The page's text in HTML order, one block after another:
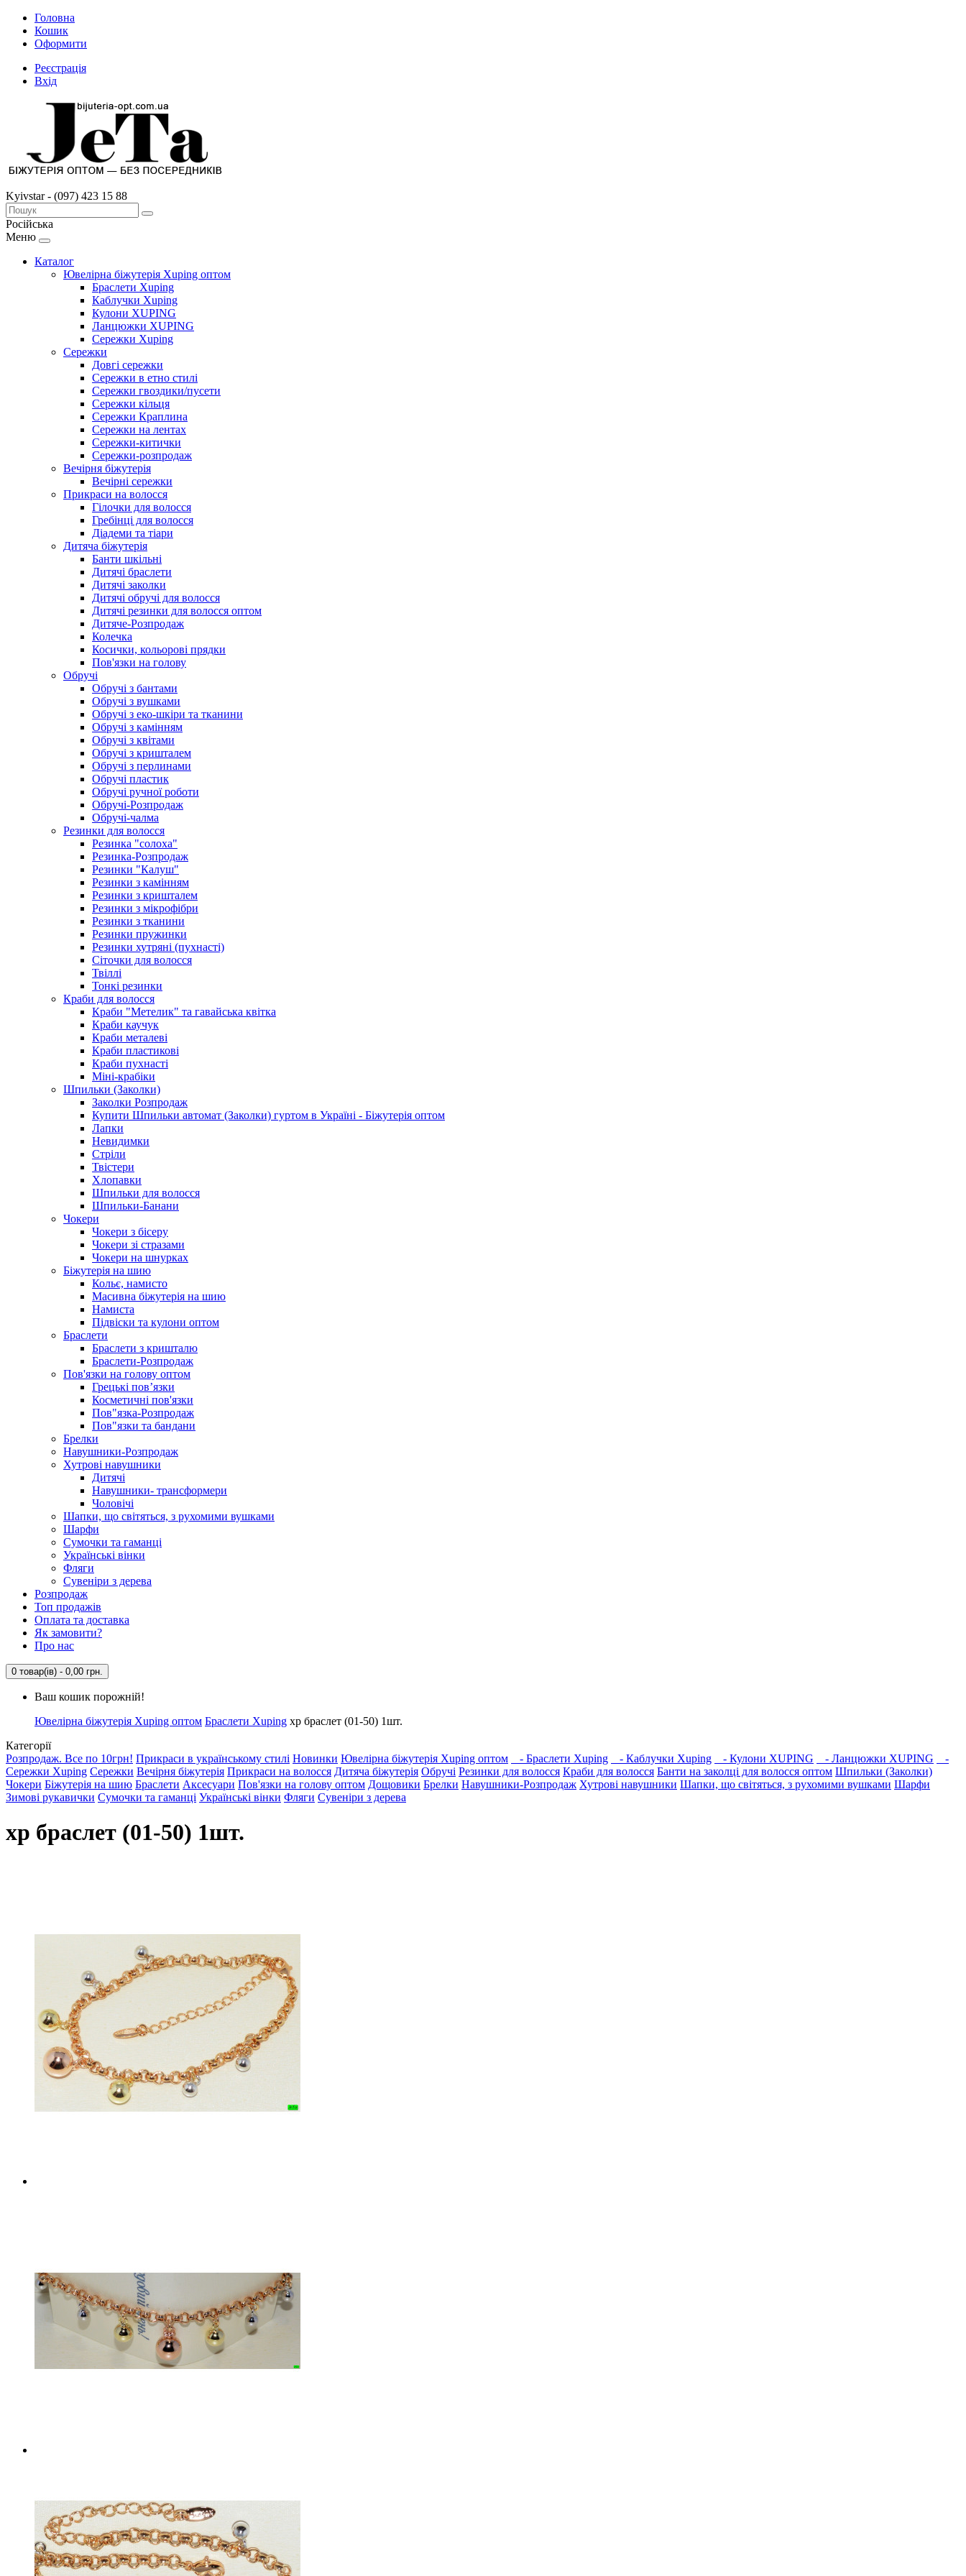
Головна
Кошик
Оформити
Реєстрація
Вхід
Kyivstar - (097) 423 15 88
Російська
Меню
Каталог
Ювелірна біжутерія Xuping оптом
Браслети Xuping
Каблучки Xuping
Кулони XUPING
Ланцюжки XUPING
Сережки Xuping
Сережки
Довгі сережки
Сережки в етно стилі
Сережки гвоздики/пусети
Сережки кільця
Сережки Краплина
Сережки на лентах
Сережки-китички
Сережки-розпродаж
Вечірня біжутерія
Вечірні сережки
Прикраси на волосся
Гілочки для волосся
Гребінці для волосся
Діадеми та тіари
Дитяча біжутерія
Банти шкільні
Дитячі браслети
Дитячі заколки
Дитячі обручі для волосся
Дитячі резинки для волосся оптом
Дитяче-Розпродаж
Колечка
Косички, кольорові прядки
Пов'язки на голову
Обручі
Обручі з бантами
Обручі з вушками
Обручі з еко-шкіри та тканини
Обручі з камінням
Обручі з квітами
Обручі з кришталем
Обручі з перлинами
Обручі пластик
Обручі ручної роботи
Обручі-Розпродаж
Обручі-чалма
Резинки для волосся
Резинка "солоха"
Резинка-Розпродаж
Резинки "Калуш"
Резинки з камінням
Резинки з кришталем
Резинки з мікрофібри
Резинки з тканини
Резинки пружинки
Резинки хутряні (пухнасті)
Сіточки для волосся
Твіллі
Тонкі резинки
Краби для волосся
Краби "Метелик" та гавайська квітка
Краби каучук
Краби металеві
Краби пластикові
Краби пухнасті
Міні-крабіки
Шпильки (Заколки)
Заколки Розпродаж
Купити Шпильки автомат (Заколки) гуртом в Україні - Біжутерія оптом
Лапки
Невидимки
Стріли
Твістери
Хлопавки
Шпильки для волосся
Шпильки-Банани
Чокери
Чокери з бісеру
Чокери зі стразами
Чокери на шнурках
Біжутерія на шию
Кольє, намисто
Масивна біжутерія на шию
Намиста
Підвіски та кулони оптом
Браслети
Браслети з кришталю
Браслети-Розпродаж
Пов'язки на голову оптом
Грецькі пов’язки
Косметичні пов'язки
Пов"язка-Розпродаж
Пов"язки та бандани
Брелки
Навушники-Розпродаж
Хутрові навушники
Дитячі
Навушники- трансформери
Чоловічі
Шапки, що світяться, з рухомими вушками
Шарфи
Сумочки та гаманці
Українські вінки
Фляги
Сувеніри з дерева
Розпродаж
Топ продажів
Оплата та доставка
Як замовити?
Про нас
0 товар(ів) - 0,00 грн.
Ваш кошик порожній!
Ювелірна біжутерія Xuping оптом Браслети Xuping xp браслет (01-50) 1шт.
Категорії
Розпродаж. Все по 10грн! Прикраси в українському стилі Новинки Ювелірна біжутерія Xuping оптом - Браслети Xuping - Каблучки Xuping - Кулони XUPING - Ланцюжки XUPING
-
Сережки Xuping Сережки Вечірня біжутерія Прикраси на волосся Дитяча біжутерія Обручі Резинки для волосся Краби для волосся Банти на заколці для волосся оптом Шпильки (Заколки)
Чокери Біжутерія на шию Браслети Аксесуари Пов'язки на голову оптом Дощовики Брелки Навушники-Розпродаж Хутрові навушники Шапки, що світяться, з рухомими вушками Шарфи
Зимові рукавички Сумочки та гаманці Українські вінки Фляги Сувеніри з дерева
xp браслет (01-50) 1шт.